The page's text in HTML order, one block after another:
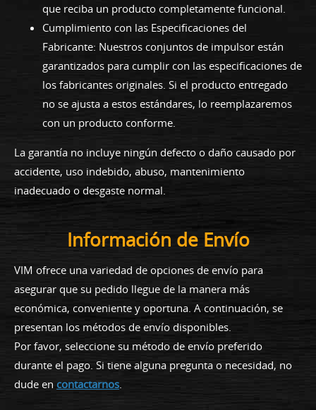
que reciba un producto completamente funcional.
Cumplimiento con las Especificaciones del
Fabricante: Nuestros conjuntos de impulsor están
garantizados para cumplir con las especificaciones de
los fabricantes originales. Si el producto entregado
no se ajusta a estos estándares, lo reemplazaremos
con un producto conforme.
La garantía no incluye ningún defecto o daño causado por
accidente, uso indebido, abuso, mantenimiento
inadecuado o desgaste normal.
Información de Envío
VIM ofrece una variedad de opciones de envío para
asegurar que su pedido llegue de la manera más
económica, conveniente y oportuna. A continuación, se
presentan los métodos de envío disponibles.
Por favor, seleccione su método de envío preferido
durante el pago. Si tiene alguna pregunta o necesidad, no
dude en contactarnos